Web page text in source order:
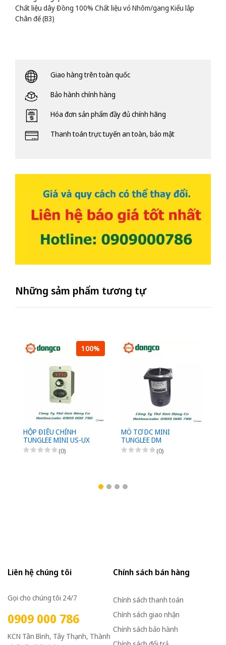
Chất liệu dây Đồng 100% Chất liệu vỏ Nhôm/gang Kiểu lắp
Chân đế (B3)
Giao hàng trên toàn quốc
Bảo hành chính hàng
Hóa đơn sản phẩm đầy đủ chính hãng
Thanh toán trực tuyến an toàn, bảo mật
Những sảm phẩm tương tự
100%
HỘP ĐIỀU CHỈNH
TUNGLEE MINI US-UX
(0)
MÔ TƠ DC MINI
TUNGLEE DM
(0)
Liên hệ chúng tôi
Gọi cho chúng tôi 24/7
0909 000 786
KCN Tân Bình, Tây Thạnh, Thành
Chính sách bán hàng
Chính sách thanh toán
Chính sách giao nhận
Chính sách bảo hành